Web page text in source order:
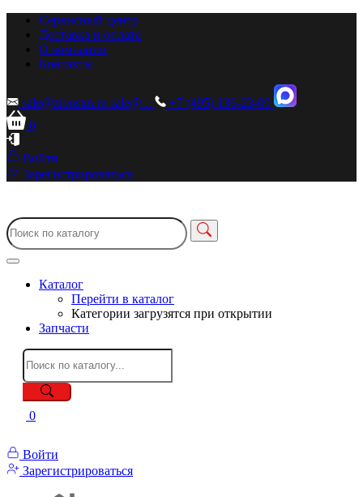
Сервисный центр
Доставка и оплата
О компании
Контакты
sale@zionstm.ru sale@...
+7 (495) 136-23-00
0
Войти
Зарегистрироваться
Каталог
Перейти в каталог
Категории загрузятся при открытии
Запчасти
0
Войти
Зарегистрироваться